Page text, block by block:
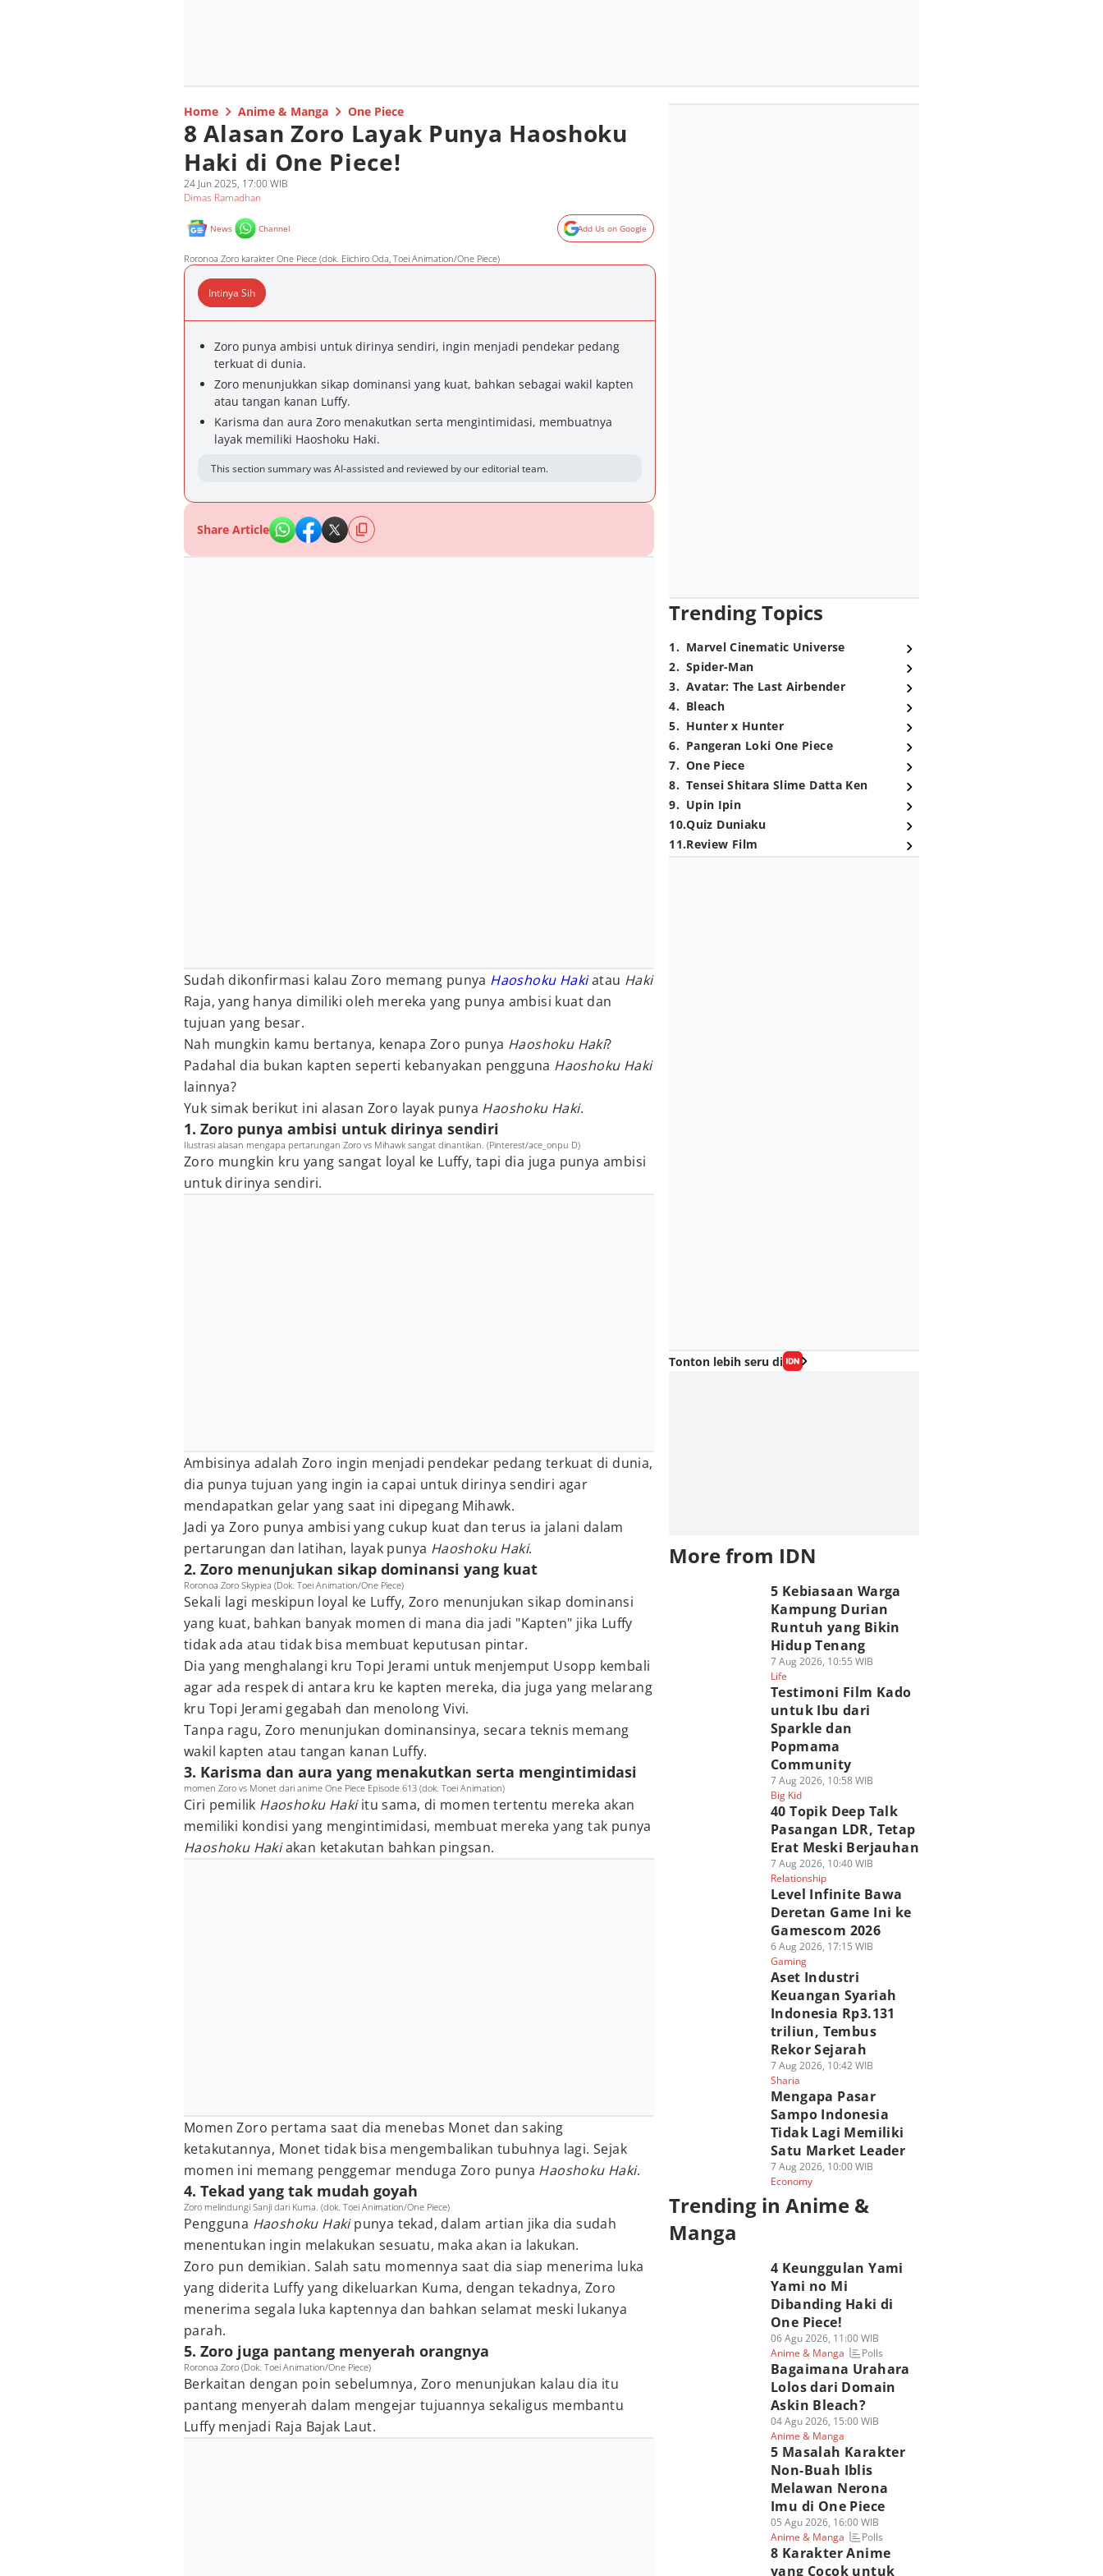
Home Anime & Manga One Piece
8 Alasan Zoro Layak Punya Haoshoku
Haki di One Piece!
24 Jun 2025, 17:00 WIB
Dimas Ramadhan
News Channel Add Us on Google
Roronoa Zoro karakter One Piece (dok. Eiichiro Oda, Toei Animation/One Piece)
Intinya Sih
Zoro punya ambisi untuk dirinya sendiri, ingin menjadi pendekar pedang
terkuat di dunia.
Zoro menunjukkan sikap dominansi yang kuat, bahkan sebagai wakil kapten
atau tangan kanan Luffy.
Karisma dan aura Zoro menakutkan serta mengintimidasi, membuatnya
layak memiliki Haoshoku Haki.
This section summary was AI-assisted and reviewed by our editorial team.
Share Article
Sudah dikonfirmasi kalau Zoro memang punya Haoshoku Haki atau Haki
Raja, yang hanya dimiliki oleh mereka yang punya ambisi kuat dan
tujuan yang besar.
Nah mungkin kamu bertanya, kenapa Zoro punya Haoshoku Haki?
Padahal dia bukan kapten seperti kebanyakan pengguna Haoshoku Haki
lainnya?
Yuk simak berikut ini alasan Zoro layak punya Haoshoku Haki.
1. Zoro punya ambisi untuk dirinya sendiri
Ilustrasi alasan mengapa pertarungan Zoro vs Mihawk sangat dinantikan. (Pinterest/ace_onpu D)
Zoro mungkin kru yang sangat loyal ke Luffy, tapi dia juga punya ambisi
untuk dirinya sendiri.
Ambisinya adalah Zoro ingin menjadi pendekar pedang terkuat di dunia,
dia punya tujuan yang ingin ia capai untuk dirinya sendiri agar
mendapatkan gelar yang saat ini dipegang Mihawk.
Jadi ya Zoro punya ambisi yang cukup kuat dan terus ia jalani dalam
pertarungan dan latihan, layak punya Haoshoku Haki.
2. Zoro menunjukan sikap dominansi yang kuat
Roronoa Zoro Skypiea (Dok. Toei Animation/One Piece)
Sekali lagi meskipun loyal ke Luffy, Zoro menunjukan sikap dominansi
yang kuat, bahkan banyak momen di mana dia jadi "Kapten" jika Luffy
tidak ada atau tidak bisa membuat keputusan pintar.
Dia yang menghalangi kru Topi Jerami untuk menjemput Usopp kembali
agar ada respek di antara kru ke kapten mereka, dia juga yang melarang
kru Topi Jerami gegabah dan menolong Vivi.
Tanpa ragu, Zoro menunjukan dominansinya, secara teknis memang
wakil kapten atau tangan kanan Luffy.
3. Karisma dan aura yang menakutkan serta mengintimidasi
momen Zoro vs Monet dari anime One Piece Episode 613 (dok. Toei Animation)
Ciri pemilik Haoshoku Hakiitu sama, di momen tertentu mereka akan
memiliki kondisi yang mengintimidasi, membuat mereka yang tak punya
Haoshoku Hakiakan ketakutan bahkan pingsan.
Momen Zoro pertama saat dia menebas Monet dan saking
ketakutannya, Monet tidak bisa mengembalikan tubuhnya lagi. Sejak
momen ini memang penggemar menduga Zoro punya Haoshoku Haki.
4. Tekad yang tak mudah goyah
Zoro melindungi Sanji dari Kuma. (dok. Toei Animation/One Piece)
Pengguna Haoshoku Hakipunya tekad, dalam artian jika dia sudah
menentukan ingin melakukan sesuatu, maka akan ia lakukan.
Zoro pun demikian. Salah satu momennya saat dia siap menerima luka
yang diderita Luffy yang dikeluarkan Kuma, dengan tekadnya, Zoro
menerima segala luka kaptennya dan bahkan selamat meski lukanya
parah.
5. Zoro juga pantang menyerah orangnya
Roronoa Zoro (Dok. Toei Animation/One Piece)
Berkaitan dengan poin sebelumnya, Zoro menunjukan kalau dia itu
pantang menyerah dalam mengejar tujuannya sekaligus membantu
Luffy menjadi Raja Bajak Laut.
Trending Topics
1. Marvel Cinematic Universe
2. Spider-Man
3. Avatar: The Last Airbender
4. Bleach
5. Hunter x Hunter
6. Pangeran Loki One Piece
7. One Piece
8. Tensei Shitara Slime Datta Ken
9. Upin Ipin
10.Quiz Duniaku
11.Review Film
Tonton lebih seru di
More from IDN
5 Kebiasaan Warga
Kampung Durian
Runtuh yang Bikin
Hidup Tenang
7 Aug 2026, 10:55 WIB
Life
Testimoni Film Kado
untuk Ibu dari
Sparkle dan
Popmama
Community
7 Aug 2026, 10:58 WIB
Big Kid
40 Topik Deep Talk
Pasangan LDR, Tetap
Erat Meski Berjauhan
7 Aug 2026, 10:40 WIB
Relationship
Level Infinite Bawa
Deretan Game Ini ke
Gamescom 2026
6 Aug 2026, 17:15 WIB
Gaming
Aset Industri
Keuangan Syariah
Indonesia Rp3.131
triliun, Tembus
Rekor Sejarah
7 Aug 2026, 10:42 WIB
Sharia
Mengapa Pasar
Sampo Indonesia
Tidak Lagi Memiliki
Satu Market Leader
7 Aug 2026, 10:00 WIB
Economy
Trending in Anime &
Manga
4 Keunggulan Yami
Yami no Mi
Dibanding Haki di
One Piece!
06 Agu 2026, 11:00 WIB
Anime & Manga
Polls
Bagaimana Urahara
Lolos dari Domain
Askin Bleach?
04 Agu 2026, 15:00 WIB
Anime & Manga
5 Masalah Karakter
Non-Buah Iblis
Melawan Nerona
Imu di One Piece
05 Agu 2026, 16:00 WIB
Anime & Manga
Polls
8 Karakter Anime
yang Cocok untuk